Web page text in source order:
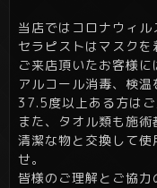
当店ではコロナウィル
セラピストはマスクを
ご来店頂いたお客様に
アルコール消毒、検温
37.5度以上ある方は
また、タオル類も施術
清潔な物と交換して
せ。
皆様のご理解とご協力